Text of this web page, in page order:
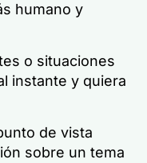
humano y
o situaciones
instante y quiera
de vista
sobre un tema